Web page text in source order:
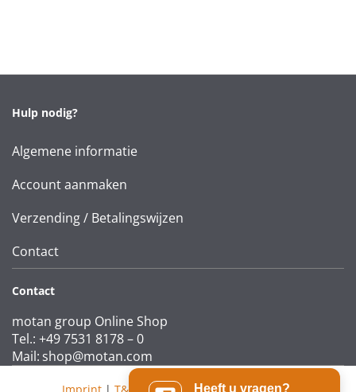
Heeft u vragen?
Hulp nodig?
Algemene informatie
Account aanmaken
Verzending / Betalingswijzen
Contact
Contact
motan group Online Shop
Tel.: +49 7531 8178 – 0
Mail: shop@motan.com